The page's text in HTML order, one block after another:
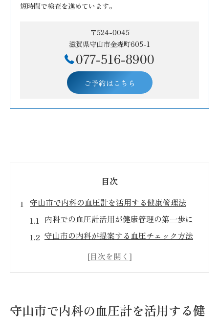
短時間で検査を進めています。
〒524-0045
滋賀県守山市金森町605-1
077-516-8900
ご予約はこちら
目次
守山市で内科の血圧計を活用する健康管理法
内科での血圧計活用が健康管理の第一歩に
守山市の内科が提案する血圧チェック方法
血圧計を使った生活習慣見直しのポイント
健康診断の流れと内科での血圧測定の意義
守山市で内科の血圧計を活用する健